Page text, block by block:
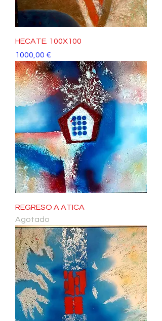
HECATE. 100X100
Precio
1000,00 €
REGRESO A ATICA
Agotado